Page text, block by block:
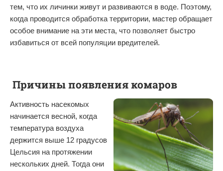
тем, что их личинки живут и развиваются в воде. Поэтому,
когда проводится обработка территории, мастер обращает
особое внимание на эти места, что позволяет быстро
избавиться от всей популяции вредителей.
Причины появления комаров
Активность насекомых
начинается весной, когда
температура воздуха
держится выше 12 градусов
Цельсия на протяжении
нескольких дней. Тогда они